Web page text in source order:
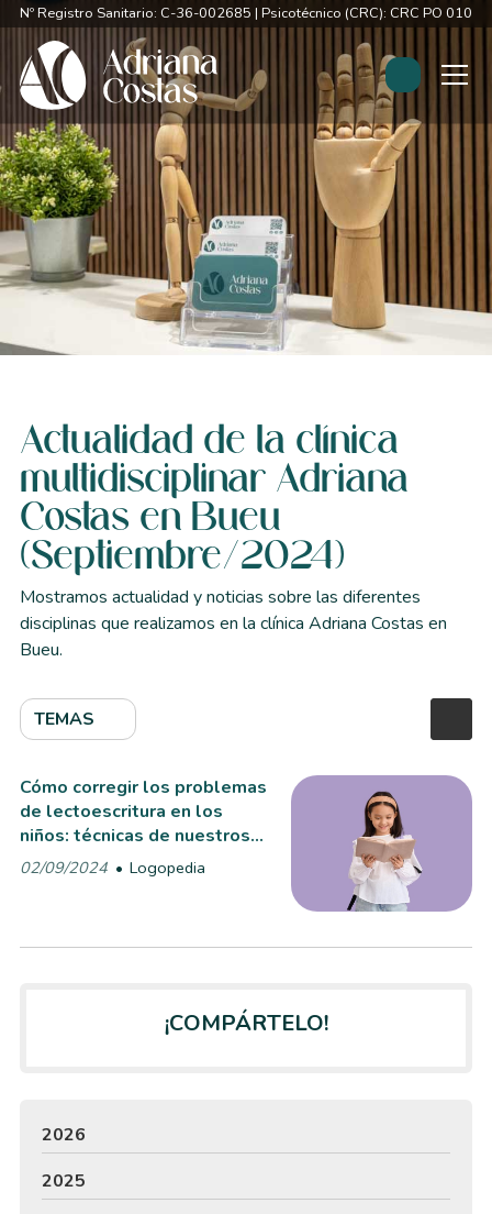
Nº Registro Sanitario: C-36-002685 | Psicotécnico (CRC): CRC PO 0107
Actualidad de la clínica
multidisciplinar Adriana
Costas en Bueu
(Septiembre/2024)
Mostramos actualidad y noticias sobre las diferentes
disciplinas que realizamos en la clínica Adriana Costas en
Bueu.
TEMAS
Cómo corregir los problemas
de lectoescritura en los
niños: técnicas de nuestros
logopedas
02/09/2024 Logopedia
¡COMPÁRTELO!
2026
2025